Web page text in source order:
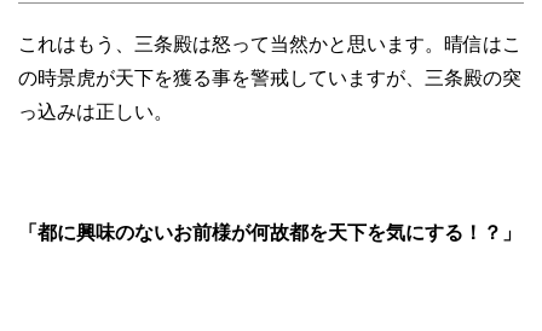
これはもう、三条殿は怒って当然かと思います。晴信はこ
の時景虎が天下を獲る事を警戒していますが、三条殿の突
っ込みは正しい。
「都に興味のないお前様が何故都を天下を気にする！？」